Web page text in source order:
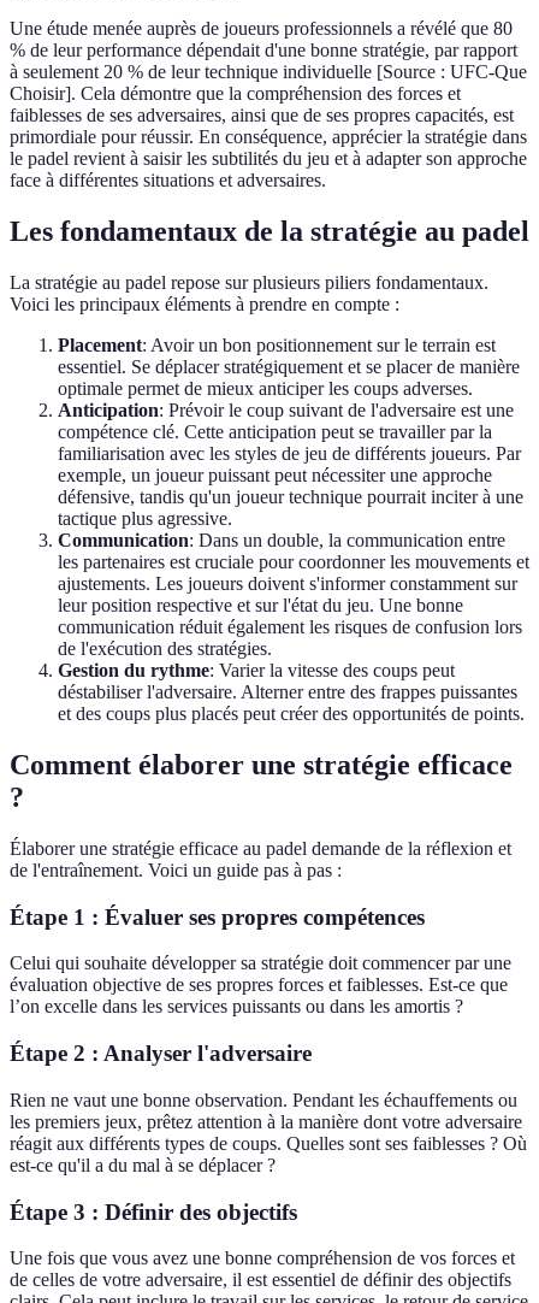
Une étude menée auprès de joueurs professionnels a révélé que 80
% de leur performance dépendait d'une bonne stratégie, par rapport
à seulement 20 % de leur technique individuelle [Source : UFC-Que
Choisir]. Cela démontre que la compréhension des forces et
faiblesses de ses adversaires, ainsi que de ses propres capacités, est
primordiale pour réussir. En conséquence, apprécier la stratégie dans
le padel revient à saisir les subtilités du jeu et à adapter son approche
face à différentes situations et adversaires.
Les fondamentaux de la stratégie au padel
La stratégie au padel repose sur plusieurs piliers fondamentaux.
Voici les principaux éléments à prendre en compte :
Placement: Avoir un bon positionnement sur le terrain est
essentiel. Se déplacer stratégiquement et se placer de manière
optimale permet de mieux anticiper les coups adverses.
Anticipation: Prévoir le coup suivant de l'adversaire est une
compétence clé. Cette anticipation peut se travailler par la
familiarisation avec les styles de jeu de différents joueurs. Par
exemple, un joueur puissant peut nécessiter une approche
défensive, tandis qu'un joueur technique pourrait inciter à une
tactique plus agressive.
Communication: Dans un double, la communication entre
les partenaires est cruciale pour coordonner les mouvements et
ajustements. Les joueurs doivent s'informer constamment sur
leur position respective et sur l'état du jeu. Une bonne
communication réduit également les risques de confusion lors
de l'exécution des stratégies.
Gestion du rythme: Varier la vitesse des coups peut
déstabiliser l'adversaire. Alterner entre des frappes puissantes
et des coups plus placés peut créer des opportunités de points.
Comment élaborer une stratégie efficace
?
Élaborer une stratégie efficace au padel demande de la réflexion et
de l'entraînement. Voici un guide pas à pas :
Étape 1 : Évaluer ses propres compétences
Celui qui souhaite développer sa stratégie doit commencer par une
évaluation objective de ses propres forces et faiblesses. Est-ce que
l’on excelle dans les services puissants ou dans les amortis ?
Étape 2 : Analyser l'adversaire
Rien ne vaut une bonne observation. Pendant les échauffements ou
les premiers jeux, prêtez attention à la manière dont votre adversaire
réagit aux différents types de coups. Quelles sont ses faiblesses ? Où
est-ce qu'il a du mal à se déplacer ?
Étape 3 : Définir des objectifs
Une fois que vous avez une bonne compréhension de vos forces et
de celles de votre adversaire, il est essentiel de définir des objectifs